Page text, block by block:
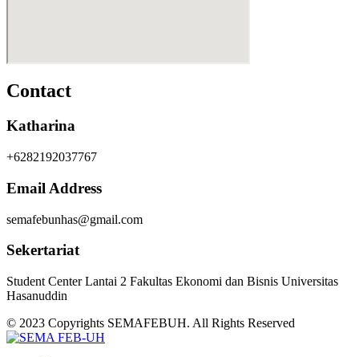
Contact
Katharina
+6282192037767
Email Address
semafebunhas@gmail.com
Sekertariat
Student Center Lantai 2 Fakultas Ekonomi dan Bisnis Universitas
Hasanuddin
© 2023 Copyrights SEMAFEBUH. All Rights Reserved